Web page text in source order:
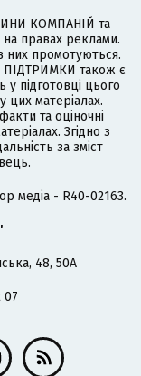
КОМПАНІЙ та
правах реклами.
них промотуються.
ПІДТРИМКИ також є
підготовці цього
цих матеріалах.
та оціночні
Згідно з
за зміст
медіа - R40-02163.
48, 50А
07